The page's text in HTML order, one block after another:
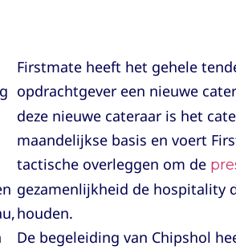
Firstmate heeft het gehele
opdrachtgever een nieuwe
deze nieuwe cateraar is het
maandelijkse basis en voert
tactische overleggen om de
gezamenlijkheid de hospitality
houden.
De begeleiding van Chipshol